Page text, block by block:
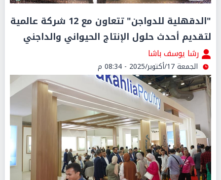
"الدقهلية للدواجن" تتعاون مع 12 شركة عالمية
لتقديم أحدث حلول الإنتاج الحيواني والداجني
رشا يوسف باشا
الجمعة 17/أكتوبر/2025 - 08:34 م